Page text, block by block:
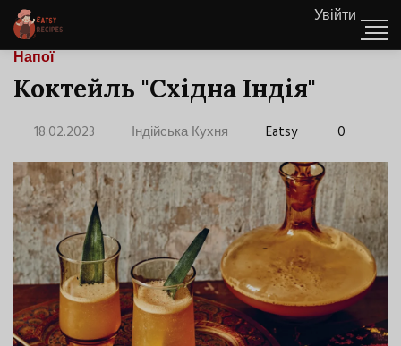
Увійти
Напої
Коктейль "Східна Індія"
18.02.2023 Індійська Кухня Eatsy 0